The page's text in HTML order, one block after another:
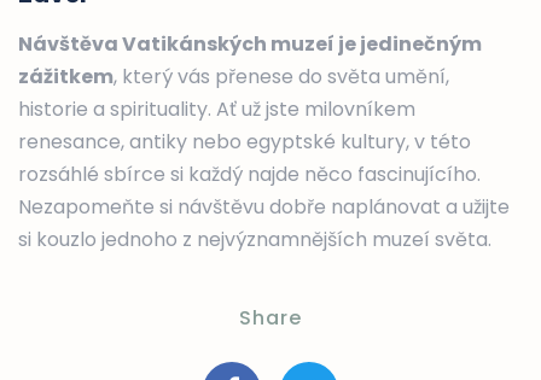
Návštěva Vatikánských muzeí je jedinečným
zážitkem, který vás přenese do světa umění,
historie a spirituality. Ať už jste milovníkem
renesance, antiky nebo egyptské kultury, v této
rozsáhlé sbírce si každý najde něco fascinujícího.
Nezapomeňte si návštěvu dobře naplánovat a užijte
si kouzlo jednoho z nejvýznamnějších muzeí světa.
Share